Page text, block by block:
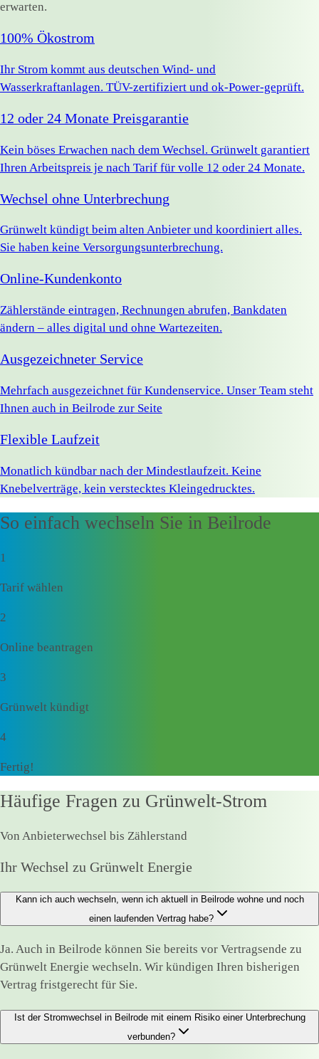
erwarten.
100% Ökostrom
Ihr Strom kommt aus deutschen Wind- und
Wasserkraftanlagen. TÜV-zertifiziert und ok-Power-geprüft.
12 oder 24 Monate Preisgarantie
Kein böses Erwachen nach dem Wechsel. Grünwelt garantiert
Ihren Arbeitspreis je nach Tarif für volle 12 oder 24 Monate.
Wechsel ohne Unterbrechung
Grünwelt kündigt beim alten Anbieter und koordiniert alles.
Sie haben keine Versorgungsunterbrechung.
Online-Kundenkonto
Zählerstände eintragen, Rechnungen abrufen, Bankdaten
ändern – alles digital und ohne Wartezeiten.
Ausgezeichneter Service
Mehrfach ausgezeichnet für Kundenservice. Unser Team steht
Ihnen auch in Beilrode zur Seite
Flexible Laufzeit
Monatlich kündbar nach der Mindestlaufzeit. Keine
Knebelverträge, kein verstecktes Kleingedrucktes.
So einfach wechseln Sie in Beilrode
1
Tarif wählen
2
Online beantragen
3
Grünwelt kündigt
4
Fertig!
Häufige Fragen zu Grünwelt-Strom
Von Anbieterwechsel bis Zählerstand
Ihr Wechsel zu Grünwelt Energie
Kann ich auch wechseln, wenn ich aktuell in Beilrode wohne und noch
einen laufenden Vertrag habe?
Ja. Auch in Beilrode können Sie bereits vor Vertragsende zu
Grünwelt Energie wechseln. Wir kündigen Ihren bisherigen
Vertrag fristgerecht für Sie.
Ist der Stromwechsel in Beilrode mit einem Risiko einer Unterbrechung
verbunden?